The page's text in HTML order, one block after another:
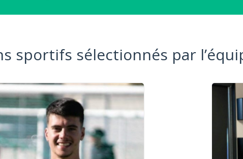
sportifs sélectionnés par